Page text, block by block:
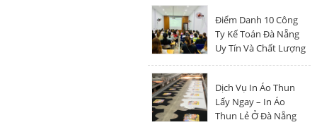
Điểm Danh 10 Công
Ty Kế Toán Đà Nẵng
Uy Tín Và Chất Lượng
Dịch Vụ In Áo Thun
Lấy Ngay – In Áo
Thun Lẻ Ở Đà Nẵng